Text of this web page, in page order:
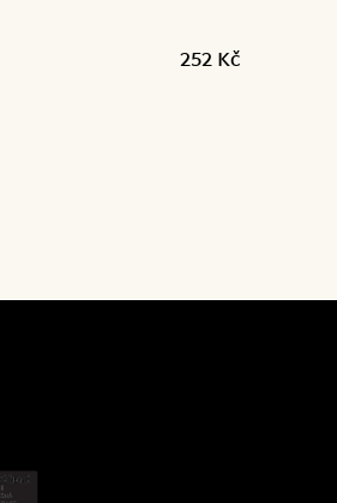
252 Kč